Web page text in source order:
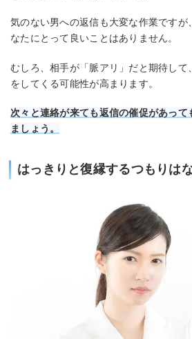
気のない男への返信も大変な作業ですが
なたにとって良いことはありません。
むしろ、相手が「脈アリ」だと期待し
をしてくる可能性が高まります。
次々と連絡が来ても返信の催促があって
ましょう。
はっきりと復縁するつもりは